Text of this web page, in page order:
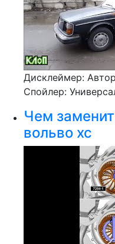
Дисклеймер:
Спойлер:
Чем
вольво хс